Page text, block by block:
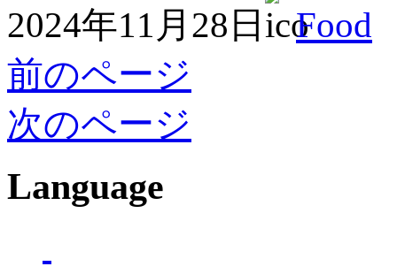
2024年11月28日
Food
前のページ
次のページ
Language